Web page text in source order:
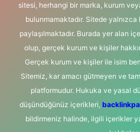
sitesi, herhangi bir marka, kurum
bulunmamaktadır. Sitede yalnızca
paylaşılmaktadır. Burada yer alan
olup, gerçek kurum ve kişiler
Gerçek kurum ve kişiler ile isim
Sitemiz, kar amacı gütmeyen ve
platformudur. Hukuka ve yasal
düşündüğünüz içerikleri,
bildirmeniz halinde, ilgili içerikler